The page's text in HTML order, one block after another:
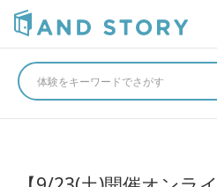
体験をキーワードでさがす